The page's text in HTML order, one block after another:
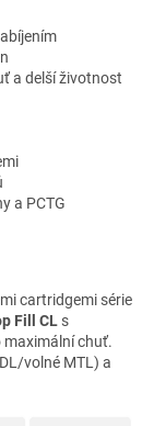
a delší životnost
a PCTG
cartridgemi série
Fill CL s
maximální chuť.
volné MTL) a